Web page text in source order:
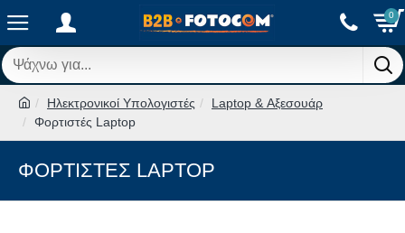
0
Ηλεκτρονικοί Υπολογιστές
Laptop & Αξεσουάρ
Φορτιστές Laptop
ΦΟΡΤΙΣΤΈΣ LAPTOP